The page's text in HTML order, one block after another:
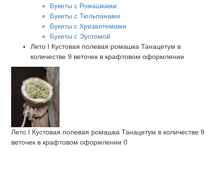
Букеты с Ромашками
Букеты с Тюльпанами
Букеты с Хризантемами
Букеты с Эустомой
Лето I Кустовая полевая ромашка Танацетум в
количестве 9 веточек в крафтовом оформлении
Лето I Кустовая полевая ромашка Танацетум в количестве 9
веточек в крафтовом оформлении 0